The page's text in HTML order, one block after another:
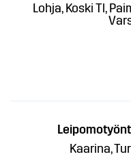
Lohja, Koski Tl,
Kaarina,